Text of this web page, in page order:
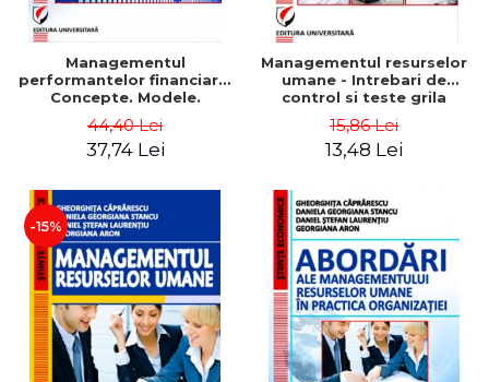
Managementul
performantelor financiare.
Concepte. Modele.
44,40 Lei
37,74 Lei
Managementul resurselor
umane - Intrebari de
control si teste grila
15,86 Lei
13,48 Lei
-15%